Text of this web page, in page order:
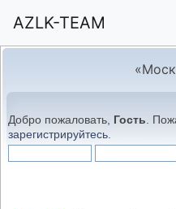
AZLK-TEAM
Добро пожаловать, Гость .
зарегистрируйтесь